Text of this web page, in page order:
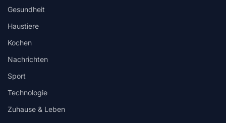
Gesundheit
Haustiere
Kochen
Nachrichten
Sport
Technologie
Zuhause & Leben